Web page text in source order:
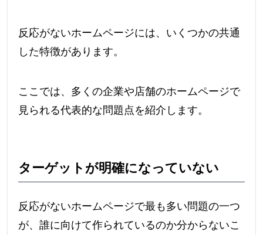
反応がないホームページには、いくつかの共通
した特徴があります。
ここでは、多くの企業や店舗のホームページで
見られる代表的な問題点を紹介します。
ターゲットが明確になっていない
反応がないホームページで最も多い問題の一つ
が、誰に向けて作られているのか分からないこ